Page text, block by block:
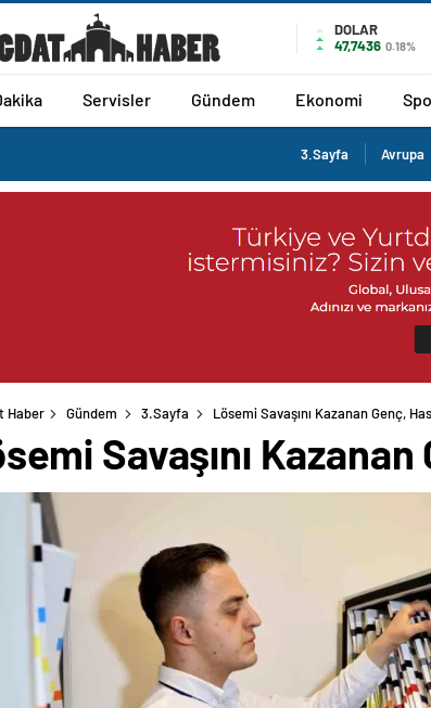
DOLAR
47,7436 0.18%
Servisler Gündem Ekonomi
3.Sayfa Avrupa
Haber Gündem 3.Sayfa Lösemi Savaşını Kazanan Genç,
Savaşını